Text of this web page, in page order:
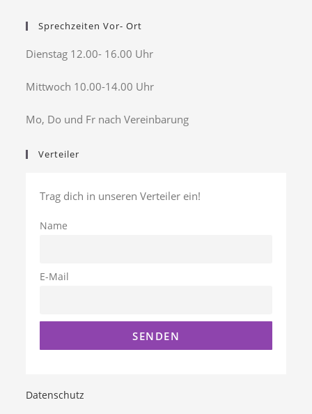
Sprechzeiten Vor- Ort
Dienstag 12.00- 16.00 Uhr
Mittwoch 10.00-14.00 Uhr
Mo, Do und Fr nach Vereinbarung
Verteiler
Trag dich in unseren Verteiler ein!
Name
E-Mail
Datenschutz